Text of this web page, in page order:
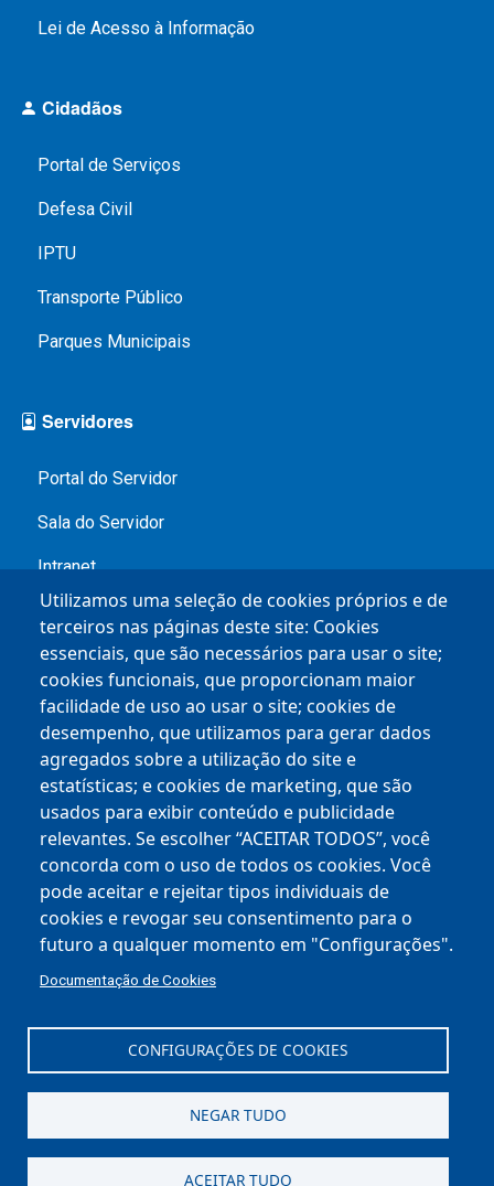
Utilizamos uma seleção de cookies próprios e de
terceiros nas páginas deste site: Cookies
essenciais, que são necessários para usar o site;
cookies funcionais, que proporcionam maior
facilidade de uso ao usar o site; cookies de
desempenho, que utilizamos para gerar dados
agregados sobre a utilização do site e
estatísticas; e cookies de marketing, que são
usados ​​para exibir conteúdo e publicidade
relevantes. Se escolher “ACEITAR TODOS”, você
concorda com o uso de todos os cookies. Você
pode aceitar e rejeitar tipos individuais de
cookies e revogar seu consentimento para o
futuro a qualquer momento em "Configurações".
Documentação de Cookies
CONFIGURAÇÕES DE COOKIES
NEGAR TUDO
ACEITAR TUDO
Lei de Acesso à Informação
Cidadãos
Portal de Serviços
Defesa Civil
IPTU
Transporte Público
Parques Municipais
Servidores
Portal do Servidor
Sala do Servidor
Intranet
Contracheque
Service Desk
Empresas
BHISS
Chamamentos Públicos
Mapa Empreende BH
Espaço do Empreendedor
Av. Afonso Pena, 1.212
Centro - 30130-003